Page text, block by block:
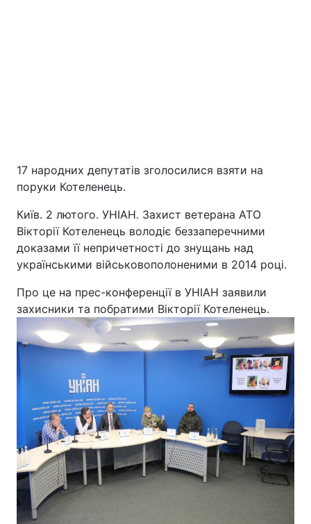
Головна
Економіка Світ
Екологія
РЕГІОНИ
Дніпро
Одеса
Спорт Наука
Техно і зв'язок
17 народних депутатів зголосилися взяти на
поруки Котеленець.
Київ. 2 лютого. УНІАН. Захист ветерана АТО
Вікторії Котеленець володіє беззаперечними
доказами її непричетності до знущань над
українськими військовополоненими в 2014 році.
Про це на прес-конференції в УНІАН заявили
захисники та побратими Вікторії Котеленець.